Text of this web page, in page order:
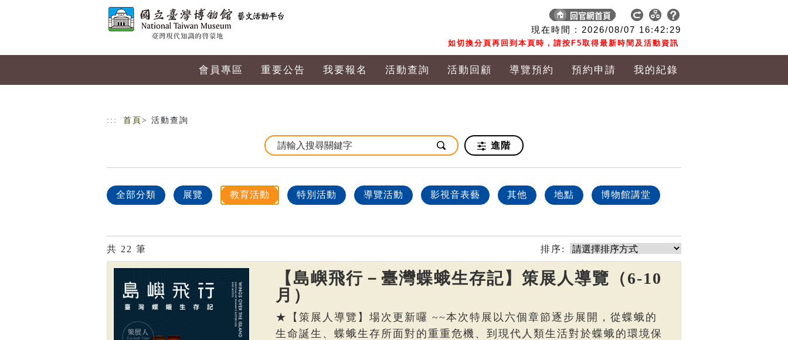
現在時間 : 2026/08/07 16:42:30
如切換分頁再回到本頁時，請按F5取得最新時間及活動資訊
會員專區 重要公告 我要報名 活動查詢 活動回顧 導覽預約 預約申請 我的紀錄
::: 首頁 > 活動查詢
進階
全部分類 展覽 教育活動 特別活動 導覽活動 影視音表藝 其他 地點 博物館講堂
共 22 筆 排序:
【島嶼飛行－臺灣蝶蛾生存記】策展人導覽（6-10
月）
★【策展人導覽】場次更新囉 ~~本次特展以六個章節逐步展開，從蝶蛾的
生命誕生、蝶蛾生存所面對的重重危機、到現代人類生活對於蝶蛾的環境保